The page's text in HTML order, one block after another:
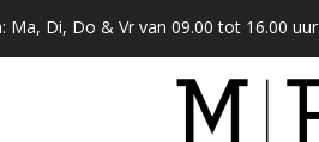
Ma, Di, Do & Vr van 09.00 tot 16.00 uur